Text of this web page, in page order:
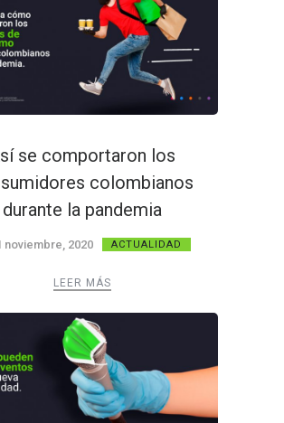
se comportaron los
colombianos
durante la pandemia
noviembre, 2020 ACTUALIDAD
LEER MÁS